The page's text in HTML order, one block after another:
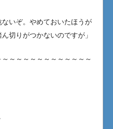
ないぞ。やめておいたほうが
切りがつかないのですが」
～～～～～～～～～～～～